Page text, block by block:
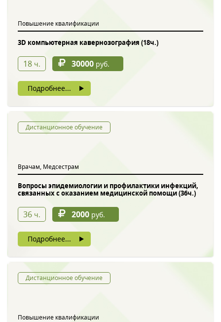
Повышение квалификации
3D компьютерная кавернозография (18ч.)
18 ч. 30000 руб.
Подробнее...
Дистанционное обучение
Врачам, Медсестрам
Вопросы эпидемиологии и профилактики инфекций,
связанных с оказанием медицинской помощи (36ч.)
36 ч. 2000 руб.
Подробнее...
Дистанционное обучение
Повышение квалификации